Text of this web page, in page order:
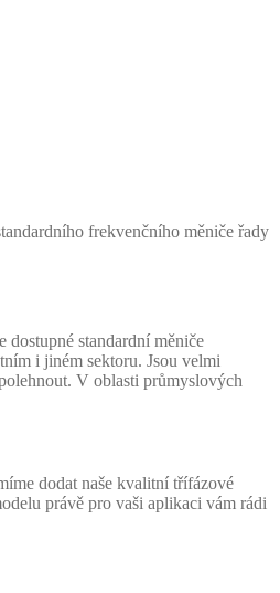
frekvenčního měniče řady
standardní měniče
i jiném sektoru. Jsou velmi
V oblasti průmyslových
dodat naše kvalitní třífázové
právě pro vaši aplikaci vám rádi